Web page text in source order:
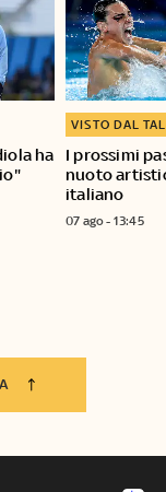
ha
I prossimi
nuoto
italiano
VISTO DAL
07 ago - 13:45